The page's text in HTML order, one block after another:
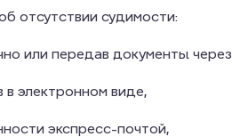
отсутствии судимости:
или передав документы
в электронном виде,
экспресс-почтой,